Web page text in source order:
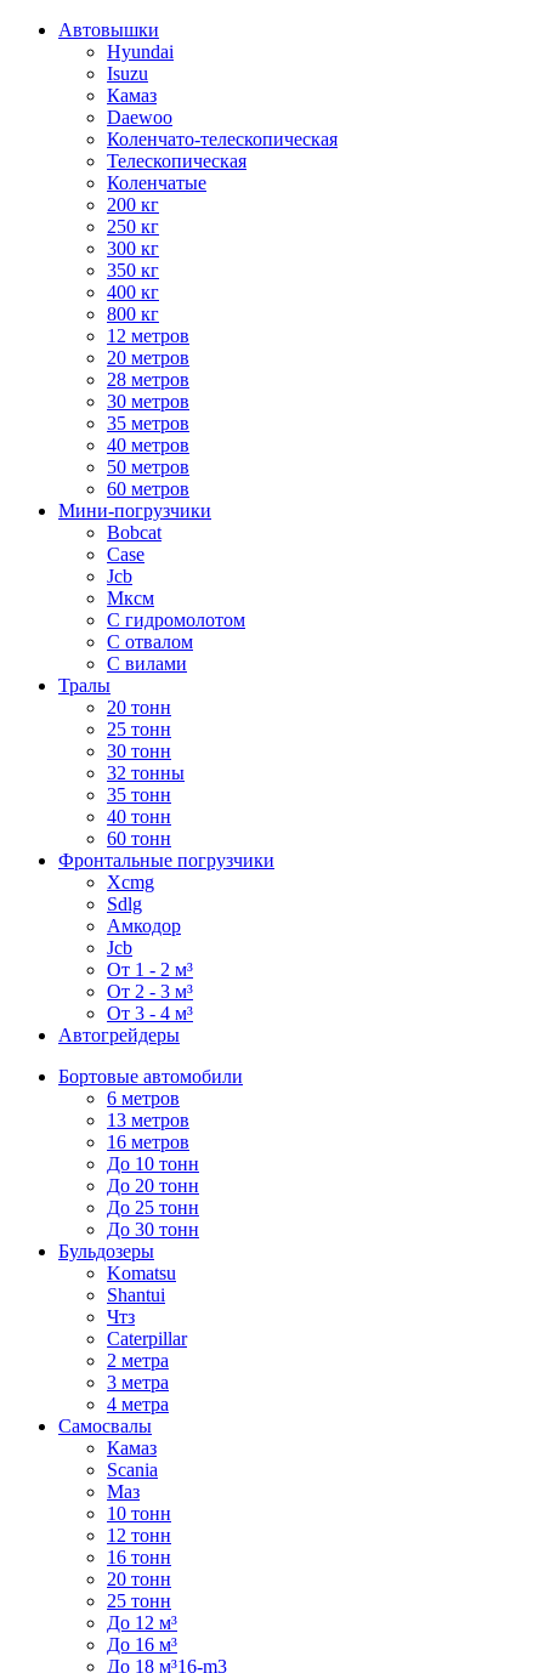
Автовышки
Hyundai
Isuzu
Камаз
Daewoo
Коленчато-телескопическая
Телескопическая
Коленчатые
200 кг
250 кг
300 кг
350 кг
400 кг
800 кг
12 метров
20 метров
28 метров
30 метров
35 метров
40 метров
50 метров
60 метров
Мини-погрузчики
Bobcat
Case
Jcb
Мксм
С гидромолотом
С отвалом
С вилами
Тралы
20 тонн
25 тонн
30 тонн
32 тонны
35 тонн
40 тонн
60 тонн
Фронтальные погрузчики
Xcmg
Sdlg
Амкодор
Jcb
От 1 - 2 м³
От 2 - 3 м³
От 3 - 4 м³
Автогрейдеры
Бортовые автомобили
6 метров
13 метров
16 метров
До 10 тонн
До 20 тонн
До 25 тонн
До 30 тонн
Бульдозеры
Komatsu
Shantui
Чтз
Caterpillar
2 метра
3 метра
4 метра
Самосвалы
Камаз
Scania
Маз
10 тонн
12 тонн
16 тонн
20 тонн
25 тонн
До 12 м³
До 16 м³
До 18 м³16-m3